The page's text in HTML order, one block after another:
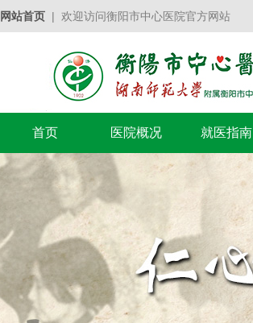
网站首页 | 欢迎访问衡阳市中心医院官方网站
首页 医院概况 就医指南